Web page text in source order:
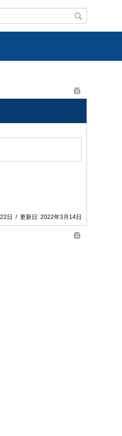
日 / 更新日: 2022年3月14日